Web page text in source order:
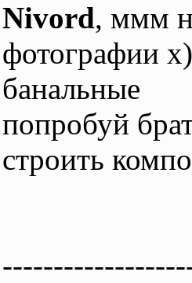
Nivord, ммм
фотографии
банальные
попробуй
строить